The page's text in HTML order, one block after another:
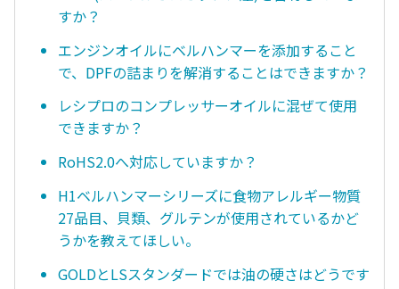
すか？
エンジンオイルにベルハンマーを添加すること
で、DPFの詰まりを解消することはできますか？
レシプロのコンプレッサーオイルに混ぜて使用
できますか？
RoHS2.0へ対応していますか？
H1ベルハンマーシリーズに食物アレルギー物質
27品目、貝類、グルテンが使用されているかど
うかを教えてほしい。
GOLDとLSスタンダードでは油の硬さはどうです